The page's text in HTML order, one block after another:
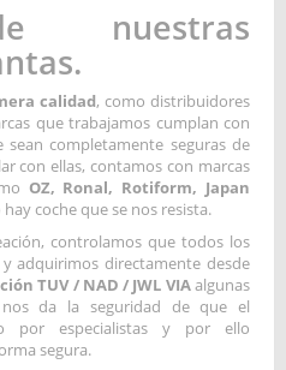
nuestras
calidad, como distribuidores
que trabajamos cumplan con
completamente seguras de
con ellas, contamos con marcas
OZ, Ronal, Rotiform, Japan
hay coche que se nos resista.
controlamos que todos los
adquirimos directamente desde
TUV / NAD / JWL VIAalgunas
da la seguridad de que el
por especialistas y por ello
segura.